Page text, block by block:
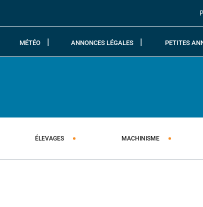
MÉTÉO ANNONCES LÉGALES PETITES
ÉLEVAGES MACHINISME